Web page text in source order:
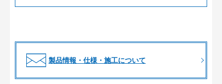
製品情報・仕様・施工について